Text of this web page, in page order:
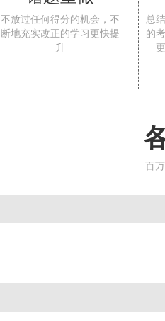
不放过任何得分的机会，不
断地充实改正的学习更快提
升
总
的
百